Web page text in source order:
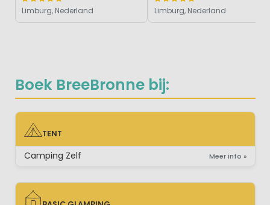
Boek BreeBronne bij:
TENT
TENT
Camping Zelf Meer info »
Limburg, Nederland Limburg, Nederland